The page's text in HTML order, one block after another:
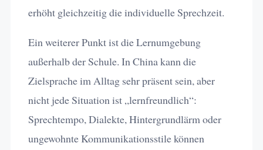
erhöht gleichzeitig die individuelle Sprechzeit.
Ein weiterer Punkt ist die Lernumgebung
außerhalb der Schule. In China kann die
Zielsprache im Alltag sehr präsent sein, aber
nicht jede Situation ist „lernfreundlich“:
Sprechtempo, Dialekte, Hintergrundlärm oder
ungewohnte Kommunikationsstile können